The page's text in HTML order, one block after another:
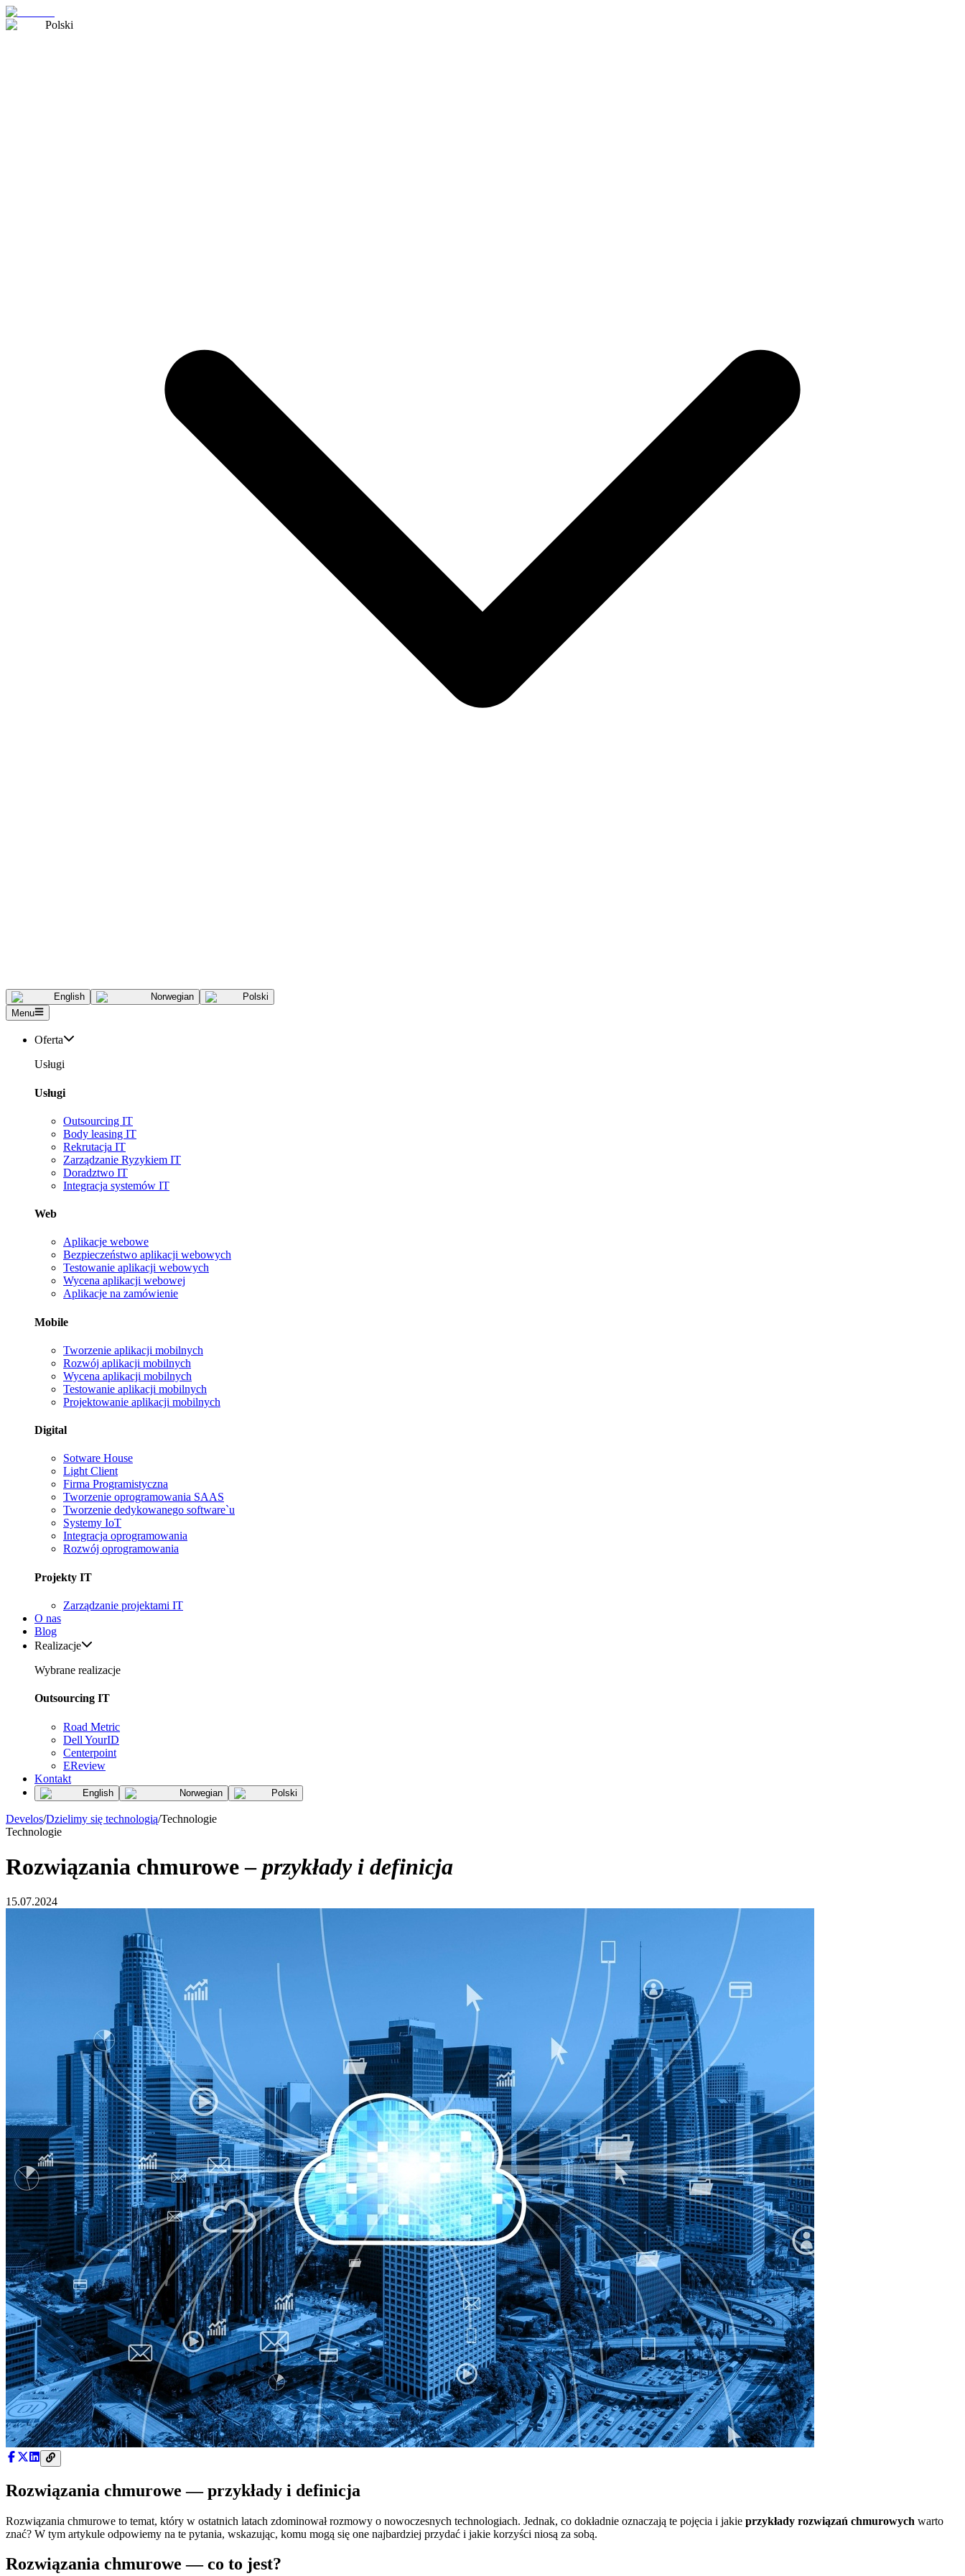
Polski
English Norwegian
Polski
Menu
Oferta
Usługi
Usługi
Outsourcing IT
Body leasing IT
Rekrutacja IT
Zarządzanie Ryzykiem IT
Doradztwo IT
Integracja systemów IT
Web
Aplikacje webowe
Bezpieczeństwo aplikacji webowych
Testowanie aplikacji webowych
Wycena aplikacji webowej
Aplikacje na zamówienie
Mobile
Tworzenie aplikacji mobilnych
Rozwój aplikacji mobilnych
Wycena aplikacji mobilnych
Testowanie aplikacji mobilnych
Projektowanie aplikacji mobilnych
Digital
Sotware House
Light Client
Firma Programistyczna
Tworzenie oprogramowania SAAS
Tworzenie dedykowanego software`u
Systemy IoT
Integracja oprogramowania
Rozwój oprogramowania
Projekty IT
Zarządzanie projektami IT
O nas
Blog
Realizacje
Wybrane realizacje
Outsourcing IT
Road Metric
Dell YourID
Centerpoint
EReview
Kontakt
English Norwegian Polski
Develos/Dzielimy się technologią/Technologie
Technologie
Rozwiązania chmurowe –przykłady i definicja
15.07.2024
Rozwiązania chmurowe — przykłady i definicja
Rozwiązania chmurowe to temat, który w ostatnich latach zdominował rozmowy o nowoczesnych technologiach. Jednak, co dokładnie oznaczają te pojęcia i jakie przykłady rozwiązań chmurowych warto
znać? W tym artykule odpowiemy na te pytania, wskazując, komu mogą się one najbardziej przydać i jakie korzyści niosą za sobą.
Rozwiązania chmurowe — co to jest?